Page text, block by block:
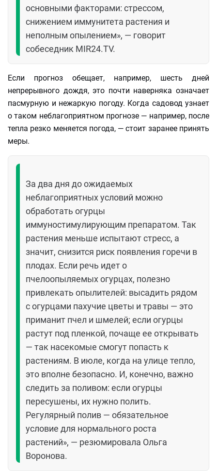
основными факторами: стрессом,
снижением иммунитета растения и
неполным опылением», — говорит
собеседник MIR24.TV.
Если прогноз обещает, например, шесть дней
непрерывного дождя, это почти наверняка означает
пасмурную и нежаркую погоду. Когда садовод узнает
о таком неблагоприятном прогнозе — например, после
тепла резко меняется погода, — стоит заранее принять
меры.
За два дня до ожидаемых
неблагоприятных условий можно
обработать огурцы
иммуностимулирующим препаратом. Так
растения меньше испытают стресс, а
значит, снизится риск появления горечи в
плодах. Если речь идет о
пчелоопыляемых огурцах, полезно
привлекать опылителей: высадить рядом
с огурцами пахучие цветы и травы — это
приманит пчел и шмелей; если огурцы
растут под пленкой, почаще ее открывать
— так насекомые смогут попасть к
растениям. В июле, когда на улице тепло,
это вполне безопасно. И, конечно, важно
следить за поливом: если огурцы
пересушены, их нужно полить.
Регулярный полив — обязательное
условие для нормального роста
растений», — резюмировала Ольга
Воронова.